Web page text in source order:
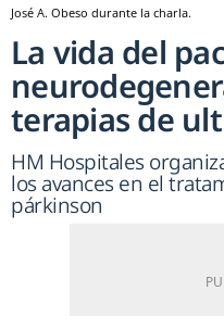
José A. Obeso durante la charla.
La vida del
terapias de
HM Hospitales
los avances en el
párkinson